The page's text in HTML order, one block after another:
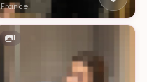
France
1